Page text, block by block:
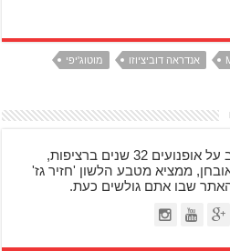
אנדראה דוביציוזו מוטוג'יפי
בן 48, רוכב על אופנועים 32 שנים ברציפות,
ממציא מטבע הלשון 'חזיר גז'
שבו אתם גולשים כעת.